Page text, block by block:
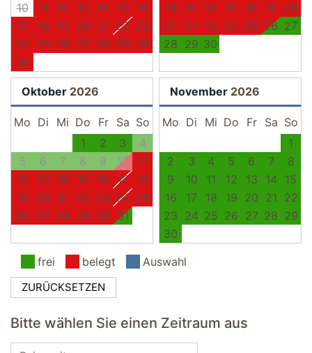
10
11 12 13 14 15
16
17
18 19 20 21 22 23
24 25 26 27 28 29 30
31
14
15 16 17 18 19
20
21
22 23 24 25 26 27
28 29 30
Oktober 2026
Mo Di Mi Do Fr Sa So
1
2 3
4
5
6 7 8 9 10
11
12
13 14 15 16 17
18
19
20 21 22 23 24 25
26
27 28 29 30 31
November 2026
Mo Di Mi Do Fr Sa So
1
2
3 4 5 6 7
8
9
10 11 12 13 14
15
16
17 18 19 20 21
22
23 24 25 26 27 28 29
30
frei
belegt Auswahl
ZURÜCKSETZEN
Bitte wählen Sie einen Zeitraum aus